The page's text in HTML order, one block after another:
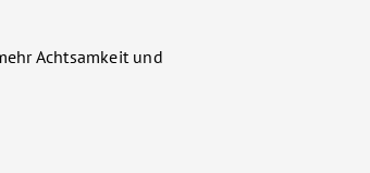
Achtsamkeit und